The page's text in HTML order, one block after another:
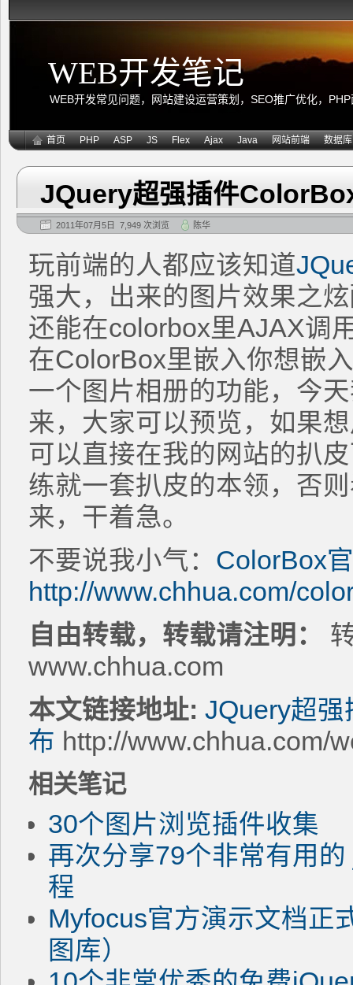
WEB开发笔记
WEB开发常见问题，网站建设运营策划，SEO推广优化，
首页 PHP ASP JS Flex Ajax Java 网站前端 数据库
JQuery超强插件
2011年07月5日 7,949 次浏览 陈华
玩前端的人都应该知道
强大，出来的图片效果之
还能在colorbox里AJAX调
在ColorBox里嵌入你想嵌
一个图片相册的功能，今
来，大家可以预览，如果
可以直接在我的网站的扒
练就一套扒皮的本领，否
来，干着急。
不要说我小气： ColorBox
http://www.chhua.com/
自由转载，转载请注明：
www.chhua.com
本文链接地址: JQuery超
布 http://www.chhua.com/
相关笔记
30个图片浏览插件收集
再次分享79个非常有用
程
Myfocus官方演示文档正
图库）